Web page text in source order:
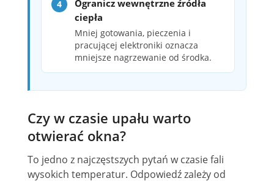
Ogranicz wewnętrzne źródła
ciepła
Mniej gotowania, pieczenia i
pracującej elektroniki oznacza
mniejsze nagrzewanie od środka.
Czy w czasie upału warto
otwierać okna?
To jedno z najczęstszych pytań w czasie fali
wysokich temperatur. Odpowiedź zależy od